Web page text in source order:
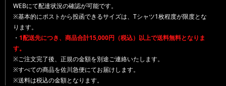
WEBにて配達状況の確認が可能です。
※基本的にポストから投函できるサイズは、Tシャツ1枚程度が限度とな
ります。
・ 1配送先につき、商品合計15,000円（税込）以上で送料無料となりま
す。
※ご注文完了後、正規の金額を別途ご連絡いたします。
※すべての商品を佐川急便にてお届けします。
※送料は税込の金額となります。